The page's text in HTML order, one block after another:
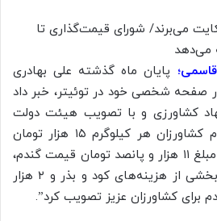
پایان ماه گذشته علی بهادری
صفحه شخصی خود در توئیتر، خبر داد
کشاورزی و با تصویب هیئت دولت
قیمت خرید تضمینی گندم کشاورزان هر کیلوگرم ۱۵ هزار تومان
تعیین شد. دولت علاوه بر مبلغ ۱۱ هزار و پانصد تومان قیمت گندم،
هزار و پانصد تومان برای بخشی از هزینه‌های کود و بذر و ۲ هزار
برای کشاورزان عزیز تصویب کرد”.